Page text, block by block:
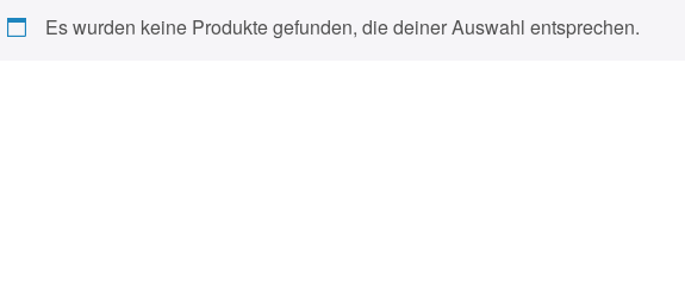
Es wurden keine Produkte gefunden, die deiner Auswahl entsprechen.